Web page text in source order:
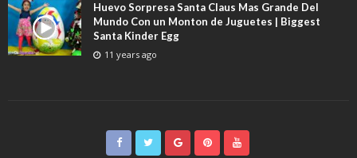
Huevo Sorpresa Santa Claus Mas Grande Del
Mundo Con un Monton de Juguetes | Biggest
Santa Kinder Egg
11 years ago